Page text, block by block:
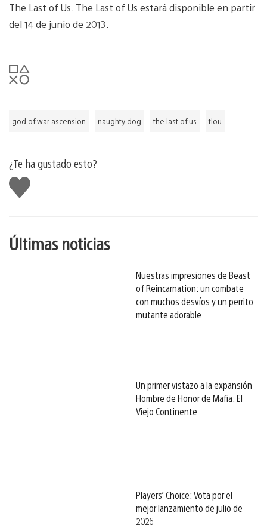
The Last of Us. The Last of Us estará disponible en partir
del 14 de junio de 2013.
god of war ascension naughty dog the last of us tlou
¿Te ha gustado esto?
Me
gusta
Últimas noticias
Nuestras impresiones de Beast
of Reincarnation: un combate
con muchos desvíos y un perrito
mutante adorable
Un primer vistazo a la expansión
Hombre de Honor de Mafia: El
Viejo Continente
Players’ Choice: Vota por el
mejor lanzamiento de julio de
2026